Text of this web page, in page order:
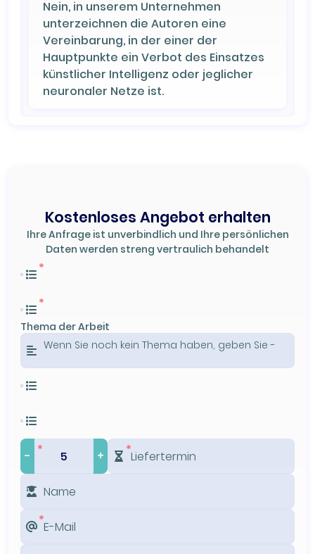
Nein, in unserem Unternehmen
unterzeichnen die Autoren eine
Vereinbarung, in der einer der
Hauptpunkte ein Verbot des Einsatzes
künstlicher Intelligenz oder jeglicher
neuronaler Netze ist.
Kostenloses Angebot erhalten
Ihre Anfrage ist unverbindlich und Ihre persönlichen
Daten werden streng vertraulich behandelt
Thema der Arbeit
- +